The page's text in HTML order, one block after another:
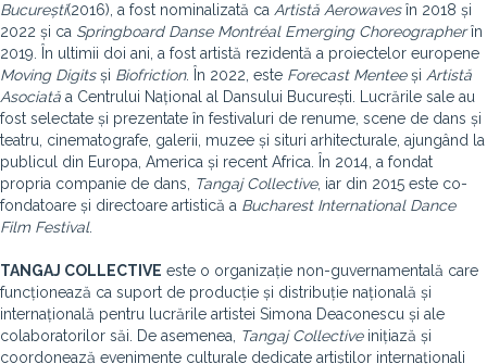
București(2016), a fost nominalizată ca Artistă Aerowavesîn 2018 și
2022 și ca Springboard Danse Montréal Emerging Choreographerîn
2019. În ultimii doi ani, a fost artistă rezidentă a proiectelor europene
Moving Digitsși Biofriction. În 2022, este Forecast Menteeși Artistă
Asociată a Centrului Național al Dansului București. Lucrările sale au
fost selectate și prezentate în festivaluri de renume, scene de dans și
teatru, cinematografe, galerii, muzee și situri arhitecturale, ajungând la
publicul din Europa, America și recent Africa. În 2014, a fondat
propria companie de dans,
Tangaj Collective, iar din 2015 este co-
fondatoare și directoare artistică a Bucharest International Dance
Film Festival.
TANGAJ COLLECTIVE este o organizație non-guvernamentală care
funcționează ca suport de producție și distribuție națională și
internațională pentru lucrările artistei Simona Deaconescu și ale
colaboratorilor săi. De asemenea,
Tangaj Collectiveinițiază și
coordonează evenimente culturale dedicate artiștilor internaționali